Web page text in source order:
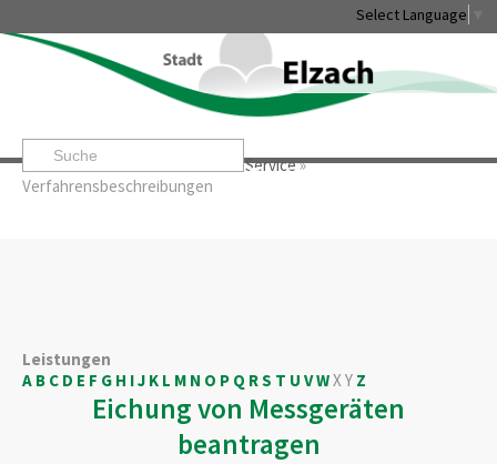
Select Language
Startseite» »Service»
Verfahrensbeschreibungen
Leben & Erleben Rathaus & Service
Leistungen
A B C D E F G H IJ K L M N O P Q RS T U VWXY Z
Eichung von Messgeräten
beantragen